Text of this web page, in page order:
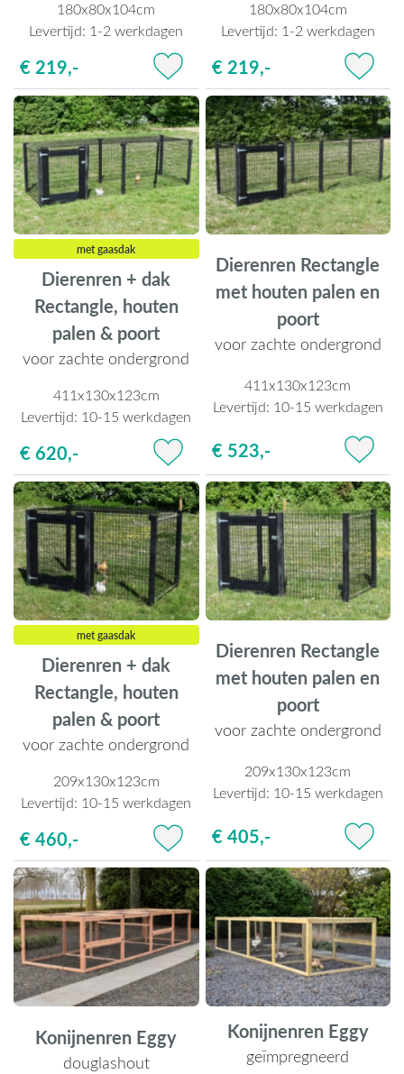
180x80x104cm
Levertijd: 1-2 werkdagen
€ 219,-
180x80x104cm
Levertijd: 1-2 werkdagen
€ 219,-
met gaasdak
Dierenren + dak
Rectangle, houten
palen & poort
voor zachte ondergrond
411x130x123cm
Levertijd: 10-15 werkdagen
€ 620,-
Dierenren Rectangle
met houten palen en
poort
voor zachte ondergrond
411x130x123cm
Levertijd: 10-15 werkdagen
€ 523,-
met gaasdak
Dierenren + dak
Rectangle, houten
palen & poort
voor zachte ondergrond
209x130x123cm
Levertijd: 10-15 werkdagen
€ 460,-
Dierenren Rectangle
met houten palen en
poort
voor zachte ondergrond
209x130x123cm
Levertijd: 10-15 werkdagen
€ 405,-
Konijnenren Eggy
douglashout
Konijnenren Eggy
geïmpregneerd